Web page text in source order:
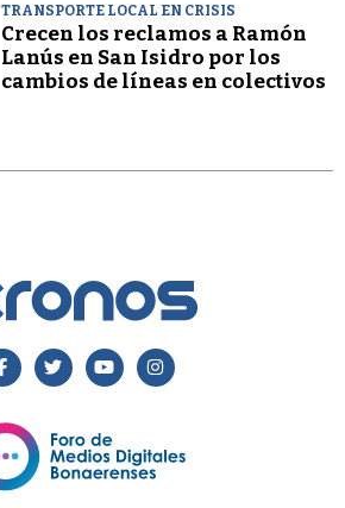
TRANSPORTE LOCAL EN CRISIS
Crecen los reclamos a Ramón
Lanús en San Isidro por los
cambios de líneas en colectivos